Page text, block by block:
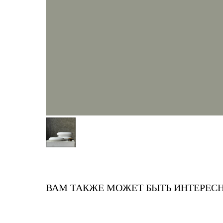
ВАМ ТАКЖЕ МОЖЕТ БЫТЬ